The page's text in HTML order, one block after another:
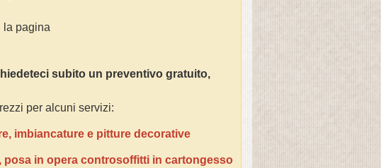
la pagina
subito un preventivo gratuito,
per alcuni servizi:
imbiancature e pitture decorative
in opera controsoffitti in cartongesso